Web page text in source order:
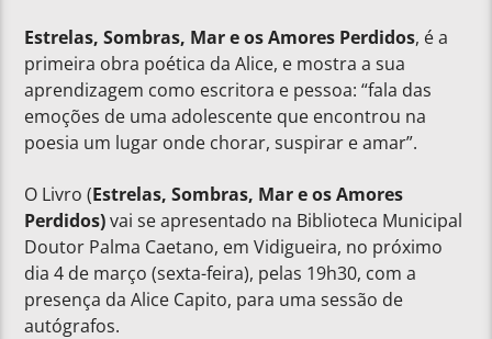
Estrelas, Sombras, Mar e os Amores Perdidos, é a
primeira obra poética da Alice, e mostra a sua
aprendizagem como escritora e pessoa: “fala das
emoções de uma adolescente que encontrou na
poesia um lugar onde chorar, suspirar e amar”.
O Livro (Estrelas, Sombras, Mar e os Amores
Perdidos)vai se apresentado na Biblioteca Municipal
Doutor Palma Caetano, em Vidigueira, no próximo
dia 4 de março (sexta-feira), pelas 19h30, com a
presença da Alice Capito, para uma sessão de
autógrafos.